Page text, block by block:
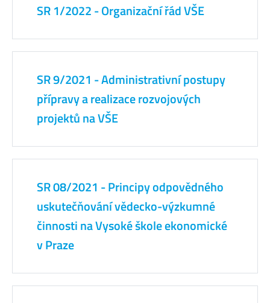
SR 1/2022 - Organizační řád VŠE
SR 9/2021 - Administrativní postupy
přípravy a realizace rozvojových
projektů na VŠE
SR 08/2021 - Principy odpovědného
uskutečňování vědecko-výzkumné
činnosti na Vysoké škole ekonomické
v Praze